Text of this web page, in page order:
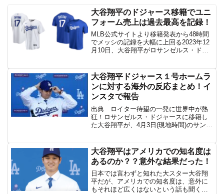
大谷翔平のドジャース移籍でユニ
フォーム売上は過去最高を記録！
MLB公式サイトより移籍発表から48時間
でメッシの記録を大幅に上回る2023年12
月10日、大谷翔平がロサンゼルス・ドジ
人気と実力を改めて証明するものとな
る。移籍発表か...
大谷翔平ドジャース１号ホームラ
ンに対する海外の反応まとめ！イ
ンスタで報告
出典 ロイター待望の一発に世界中が熱
狂！ロサンゼルス・ドジャースに移籍し
た大谷翔平が、4月3日(現地時間)のサンフ
右中間へ推定131メートルのソロホームラ
ン。ドジャー...
大谷翔平はアメリカでの知名度は
あるのか？？意外な結果だった！
日本では言わずと知れた大スター大谷翔
平だが、アメリカでの知名度は、意外に
もそれほど広くはないという話も聞く。